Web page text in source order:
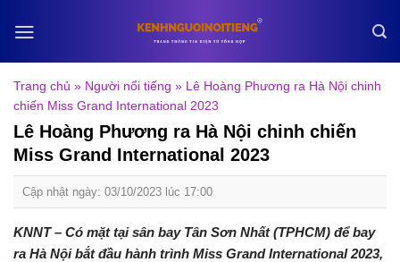
Trang chủ » Người nổi tiếng » Lê Hoàng Phương ra Hà Nội chinh
chiến Miss Grand International 2023
Lê Hoàng Phương ra Hà Nội chinh chiến
Miss Grand International 2023
Cập nhật ngày: 03/10/2023 lúc 17:00
KNNT – Có mặt tại sân bay Tân Sơn Nhất (TPHCM) để bay
ra Hà Nội bắt đầu hành trình Miss Grand International 2023,